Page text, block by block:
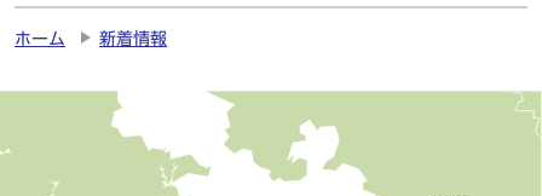
ホーム 新着情報